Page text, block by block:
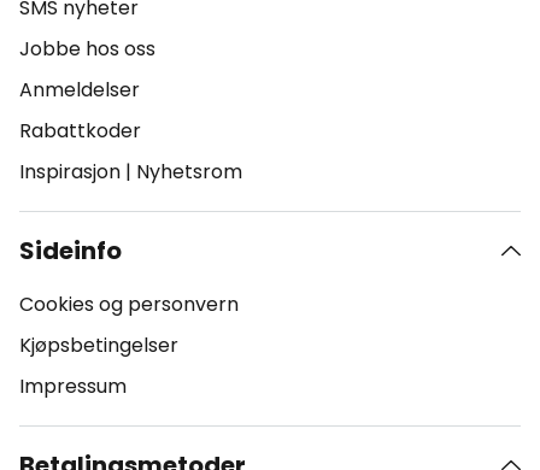
SMS nyheter
Jobbe hos oss
Anmeldelser
Rabattkoder
Inspirasjon | Nyhetsrom
Sideinfo
Cookies og personvern
Kjøpsbetingelser
Impressum